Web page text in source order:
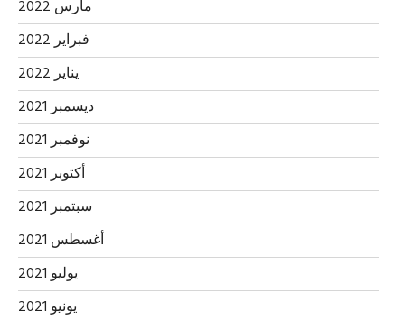
مارس 2022
فبراير 2022
يناير 2022
ديسمبر 2021
نوفمبر 2021
أكتوبر 2021
سبتمبر 2021
أغسطس 2021
يوليو 2021
يونيو 2021